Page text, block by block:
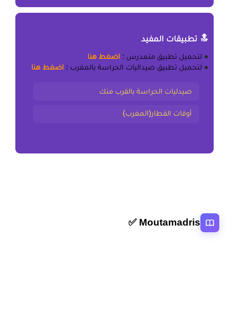
🔝 تطبيقات المفيد
● لتحميل تطبيق متمدرس : اضغط هنا
● لتحميل تطبيق صيداليات الحراسة بالمغرب : اضغط هنا
صيدليات الحراسة بالقرب منك
أوقات القطار(المغرب)
Moutamadris ✅